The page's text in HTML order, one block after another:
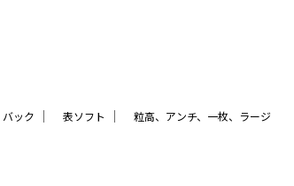
バック ｜ 表ソフト ｜ 粒高、アンチ、一枚、ラージ